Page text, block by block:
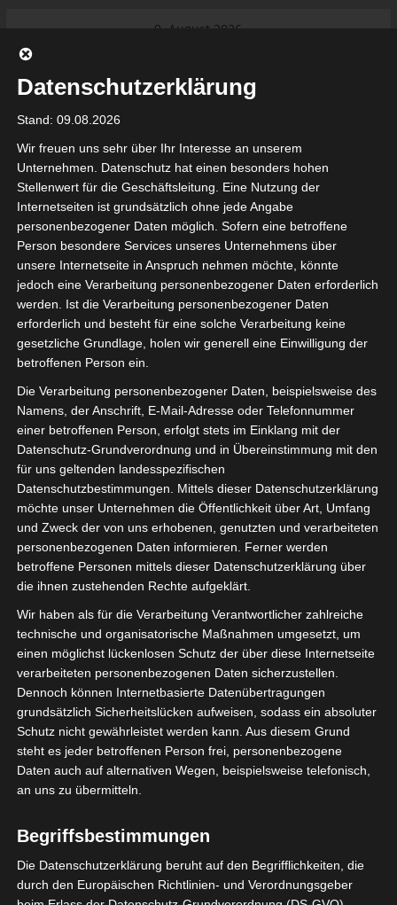
9. August 2026
beginnt am 22. und 23. August
2026 (Update)
Meisterschaft an
Ligue 1 Pro: Spielplan der ersten 15
Spieltage der Saison 2026/2027
Ligue 2 Pro Tunesien 2026/2027 –
Saison beginnt am am 19./20.
September 2026
Internationaler Sportgerichtshof
lehnt Eilverfahren ab – AS Soliman
steuert auf die Ligue 2 zu
tunesienfussball.de
Tunesien Ligafußball
Für die Nutzung von Google Adsense (Google Ireland Limited, Gordon
Barrow Street, Dublin, D04 E5W5, Ireland) benötigen wir laut DSGVO Ihre
Zustimmung. Es werden seitens Google Adsense personenbezogene Daten
erhoben, verarbeitet und gespeichert. Welche Daten genau entnehmen Sie
den Datenschutzbedingungen.
Google Adsenseist deaktiviert. ✓ Erlauben Datenschutzbedingungen
Sie befinden sich hier:Startseite» Teams»Stade
Datenschutzerklärung
Stand: 09.08.2026
Wir freuen uns sehr über Ihr Interesse an unserem
Unternehmen. Datenschutz hat einen besonders hohen
Stellenwert für die Geschäftsleitung. Eine Nutzung der
Internetseiten ist grundsätzlich ohne jede Angabe
personenbezogener Daten möglich. Sofern eine betroffene
Person besondere Services unseres Unternehmens über
unsere Internetseite in Anspruch nehmen möchte, könnte
jedoch eine Verarbeitung personenbezogener Daten erforderlich
werden. Ist die Verarbeitung personenbezogener Daten
erforderlich und besteht für eine solche Verarbeitung keine
gesetzliche Grundlage, holen wir generell eine Einwilligung der
betroffenen Person ein.
Die Verarbeitung personenbezogener Daten, beispielsweise des
Namens, der Anschrift, E-Mail-Adresse oder Telefonnummer
einer betroffenen Person, erfolgt stets im Einklang mit der
Datenschutz-Grundverordnung und in Übereinstimmung mit den
für uns geltenden landesspezifischen
Datenschutzbestimmungen. Mittels dieser Datenschutzerklärung
möchte unser Unternehmen die Öffentlichkeit über Art, Umfang
und Zweck der von uns erhobenen, genutzten und verarbeiteten
personenbezogenen Daten informieren. Ferner werden
betroffene Personen mittels dieser Datenschutzerklärung über
die ihnen zustehenden Rechte aufgeklärt.
Wir haben als für die Verarbeitung Verantwortlicher zahlreiche
technische und organisatorische Maßnahmen umgesetzt, um
einen möglichst lückenlosen Schutz der über diese Internetseite
verarbeiteten personenbezogenen Daten sicherzustellen.
Dennoch können Internetbasierte Datenübertragungen
grundsätzlich Sicherheitslücken aufweisen, sodass ein absoluter
Schutz nicht gewährleistet werden kann. Aus diesem Grund
steht es jeder betroffenen Person frei, personenbezogene
Daten auch auf alternativen Wegen, beispielsweise telefonisch,
an uns zu übermitteln.
Begriffsbestimmungen
Die Datenschutzerklärung beruht auf den Begrifflichkeiten, die
durch den Europäischen Richtlinien- und Verordnungsgeber